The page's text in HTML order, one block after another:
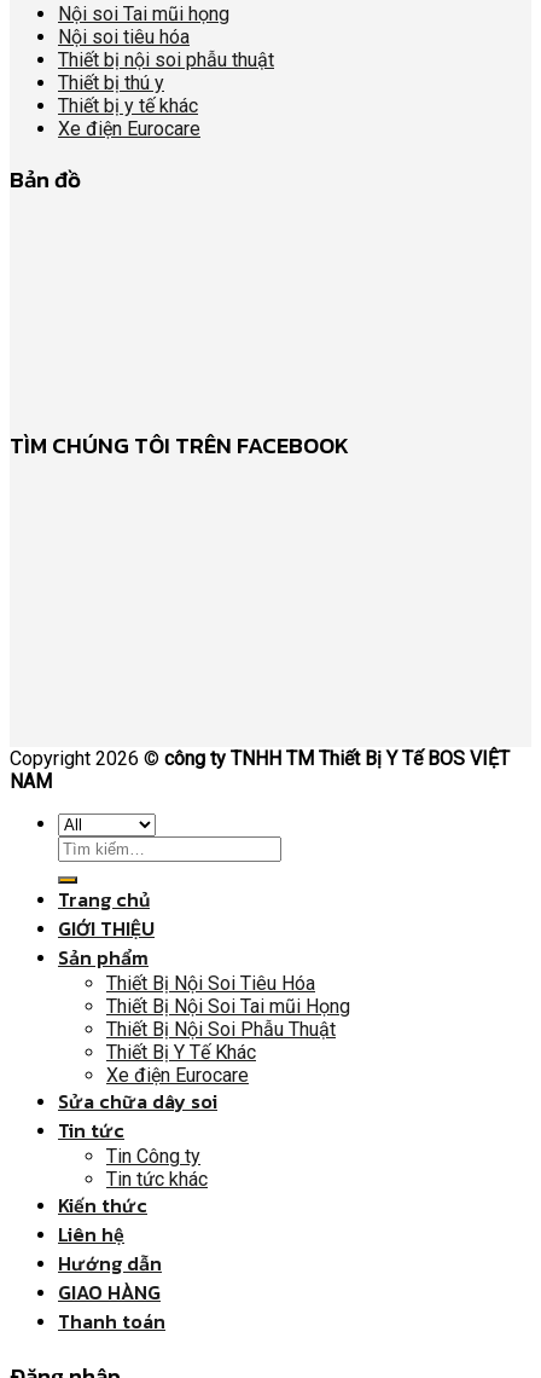
Nội soi Tai mũi họng
Nội soi tiêu hóa
Thiết bị nội soi phẫu thuật
Thiết bị thú y
Thiết bị y tế khác
Xe điện Eurocare
Bản đồ
TÌM CHÚNG TÔI TRÊN FACEBOOK
Copyright 2026 © công ty TNHH TM Thiết Bị Y Tế BOS VIỆT
NAM
Trang chủ
GIỚI THIỆU
Sản phẩm
Thiết Bị Nội Soi Tiêu Hóa
Thiết Bị Nội Soi Tai mũi Họng
Thiết Bị Nội Soi Phẫu Thuật
Thiết Bị Y Tế Khác
Xe điện Eurocare
Sửa chữa dây soi
Tin tức
Tin Công ty
Tin tức khác
Kiến thức
Liên hệ
Hướng dẫn
GIAO HÀNG
Thanh toán